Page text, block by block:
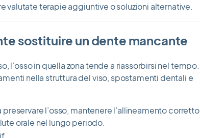
valutate terapie aggiuntive o soluzioni alternative.
sostituire un dente mancante
l’osso in quella zona tende a riassorbirsi nel tempo.
nella struttura del viso, spostamenti dentali e
l’osso, mantenere l’allineamento corretto
orale nel lungo periodo.